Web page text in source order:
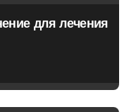
для лечения